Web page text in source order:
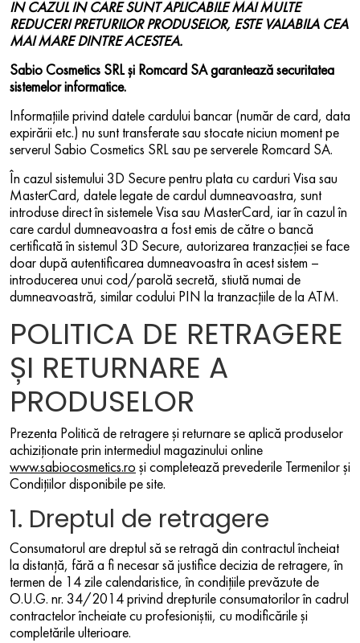
IN CAZUL IN CARE SUNT APLICABILE MAI MULTE
REDUCERI PRETURILOR PRODUSELOR, ESTE VALABILA CEA
MAI MARE DINTRE ACESTEA.
Sabio Cosmetics SRL și Romcard SA garantează securitatea
sistemelor informatice.
Informațiile privind datele cardului bancar (număr de card, data
expirării etc.) nu sunt transferate sau stocate niciun moment pe
serverul Sabio Cosmetics SRL sau pe serverele Romcard SA.
În cazul sistemului 3D Secure pentru plata cu carduri Visa sau
MasterCard, datele legate de cardul dumneavoastra, sunt
introduse direct în sistemele Visa sau MasterCard, iar în cazul în
care cardul dumneavoastra a fost emis de către o bancă
certificată în sistemul 3D Secure, autorizarea tranzacției se face
doar după autentificarea dumneavoastra în acest sistem –
introducerea unui cod/parolă secretă, stiută numai de
dumneavoastră, similar codului PIN la tranzacțiile de la ATM.
POLITICA DE RETRAGERE
ȘI RETURNARE A
PRODUSELOR
Prezenta Politică de retragere și returnare se aplică produselor
achiziționate prin intermediul magazinului online
www.sabiocosmetics.ro și completează prevederile Termenilor și
Condițiilor disponibile pe site.
1. Dreptul de retragere
Consumatorul are dreptul să se retragă din contractul încheiat
la distanță, fără a fi necesar să justifice decizia de retragere, în
termen de 14 zile calendaristice, în condițiile prevăzute de
O.U.G. nr. 34/2014 privind drepturile consumatorilor în cadrul
contractelor încheiate cu profesioniștii, cu modificările și
completările ulterioare.